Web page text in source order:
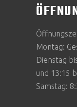
Montag:
Dienstag
und 13:15
Samstag: